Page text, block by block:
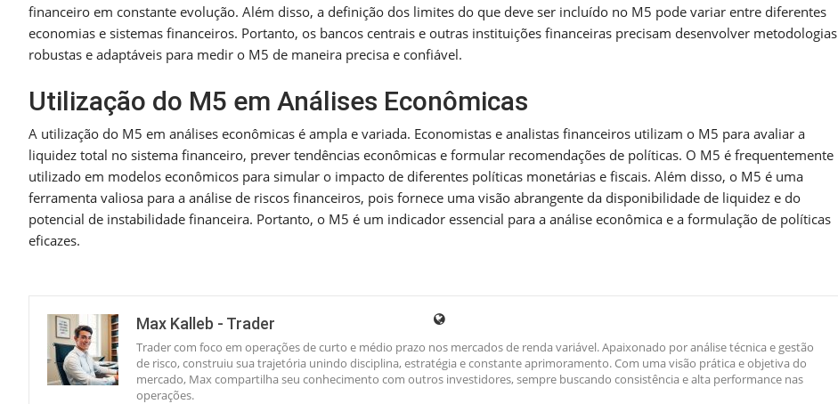
financeiro em constante evolução. Além disso, a definição dos limites do que deve ser incluído no M5 pode variar entre diferentes
economias e sistemas financeiros. Portanto, os bancos centrais e outras instituições financeiras precisam desenvolver metodologias
robustas e adaptáveis para medir o M5 de maneira precisa e confiável.
Utilização do M5 em Análises Econômicas
A utilização do M5 em análises econômicas é ampla e variada. Economistas e analistas financeiros utilizam o M5 para avaliar a
liquidez total no sistema financeiro, prever tendências econômicas e formular recomendações de políticas. O M5 é frequentemente
utilizado em modelos econômicos para simular o impacto de diferentes políticas monetárias e fiscais. Além disso, o M5 é uma
ferramenta valiosa para a análise de riscos financeiros, pois fornece uma visão abrangente da disponibilidade de liquidez e do
potencial de instabilidade financeira. Portanto, o M5 é um indicador essencial para a análise econômica e a formulação de políticas
eficazes.
Max Kalleb - Trader
Trader com foco em operações de curto e médio prazo nos mercados de renda variável. Apaixonado por análise técnica e gestão
de risco, construiu sua trajetória unindo disciplina, estratégia e constante aprimoramento. Com uma visão prática e objetiva do
mercado, Max compartilha seu conhecimento com outros investidores, sempre buscando consistência e alta performance nas
operações.